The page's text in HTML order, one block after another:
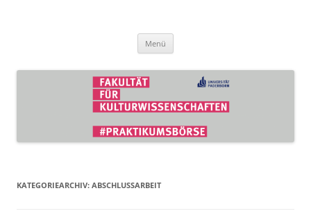
Kulturwissenschaften
Menü
KATEGORIEARCHIV: ABSCHLUSSARBEIT